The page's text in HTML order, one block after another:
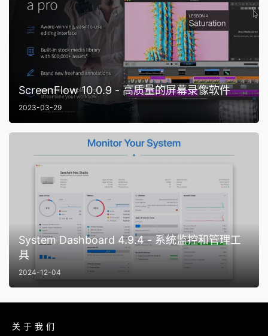
ScreenFlow 10.0.9 - 高质量的屏幕录像软件
2023-03-29
System Dashboard 4.9.4 - 系统监控和管理工
具
2024-12-04
关于我们